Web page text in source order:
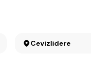
Cevizlidere